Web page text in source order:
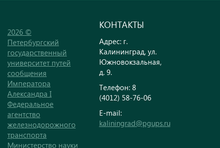
2026 ©
Петербургский
государственный
университет путей
сообщения
Императора
Александра I
Федеральное
агентство
железнодорожного
транспорта
Министерство науки
КОНТАКТЫ
Адрес: г.
Калининград, ул.
Южновокзальная,
д. 9.
Телефон: 8
(4012) 58-76-06
E-mail:
kaliningrad@pgups.ru